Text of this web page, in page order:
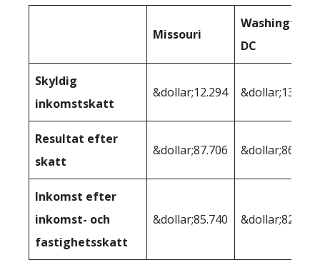
Missouri
Washington
DC
Skyldig
inkomstskatt
&dollar;12.294 &dollar;13.179
Resultat efter
skatt
&dollar;87.706 &dollar;86.821
Inkomst efter
inkomst- och
fastighetsskatt
&dollar;85.740 &dollar;82.670